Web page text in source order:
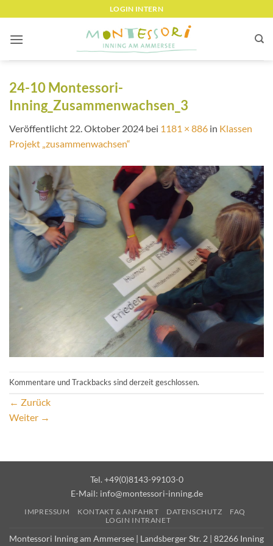
springen
LOGIN INTERN
24-10 Montessori-
Inning_Zusammenwachsen_3
Veröffentlicht 22. Oktober 2024 bei 1181 × 886 in Klassen
Projekt „zusammenwachsen“
Kommentare und Trackbacks sind derzeit geschlossen.
← Zurück
Weiter →
Tel. +49(0)8143-99103-0
E-Mail: info@montessori-inning.de
IMPRESSUM KONTAKT & ANFAHRT DATENSCHUTZ
FAQ
LOGIN INTRANET
Montessori Inning am Ammersee | Landsberger Str. 2 | 82266 Inning